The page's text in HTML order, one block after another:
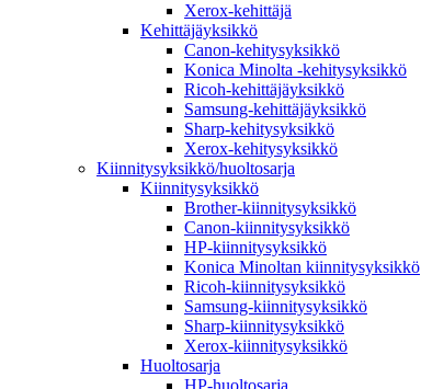
Xerox-kehittäjä
Kehittäjäyksikkö
Canon-kehitysyksikkö
Konica Minolta -kehitysyksikkö
Ricoh-kehittäjäyksikkö
Samsung-kehittäjäyksikkö
Sharp-kehitysyksikkö
Xerox-kehitysyksikkö
Kiinnitysyksikkö/huoltosarja
Kiinnitysyksikkö
Brother-kiinnitysyksikkö
Canon-kiinnitysyksikkö
HP-kiinnitysyksikkö
Konica Minoltan kiinnitysyksikkö
Ricoh-kiinnitysyksikkö
Samsung-kiinnitysyksikkö
Sharp-kiinnitysyksikkö
Xerox-kiinnitysyksikkö
Huoltosarja
HP-huoltosarja